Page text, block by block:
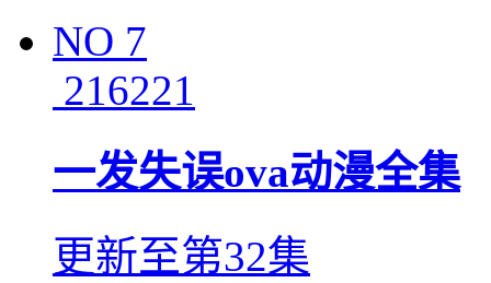
NO 7
216221
一发失误ova动漫全集
更新至第32集